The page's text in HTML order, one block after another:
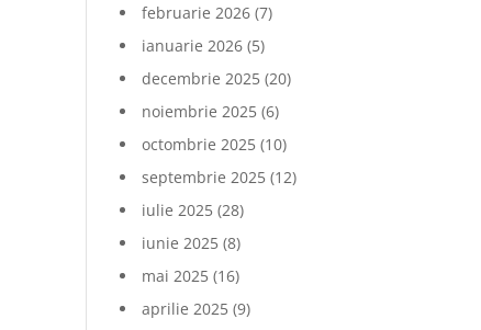
februarie 2026 (7)
ianuarie 2026 (5)
decembrie 2025 (20)
noiembrie 2025 (6)
octombrie 2025 (10)
septembrie 2025 (12)
iulie 2025 (28)
iunie 2025 (8)
mai 2025 (16)
aprilie 2025 (9)